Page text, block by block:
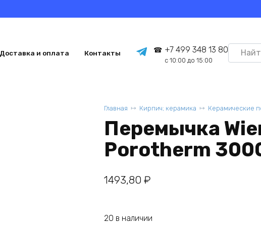
Доставка и оплата Контакты +7 499 348 13 80
с 10:00 до 15:00
Search
for:
Главная Кирпич; керамика Керамические
Перемычка
Porotherm
1493,80 ₽
20 в наличии